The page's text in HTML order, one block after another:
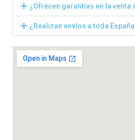
¿Ofrecen garantías en la
¿Realizan envíos a toda